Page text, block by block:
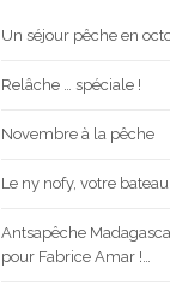
Un séjour pêche en
Relâche … spéciale !
Novembre à la pêche
Le ny nofy, votre bateau
Antsapêche
pour Fabrice Amar !…